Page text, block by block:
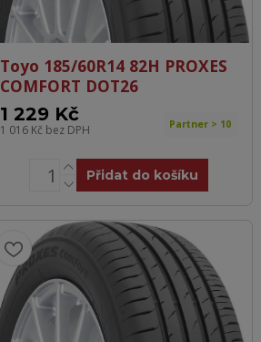
Toyo 185/60R14 82H PROXES
COMFORT DOT26
1 229 Kč
1 016 Kč bez DPH Partner > 10
Přidat do košíku